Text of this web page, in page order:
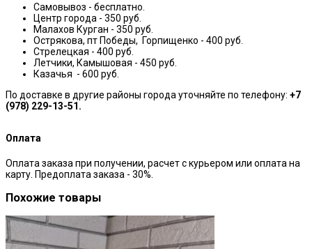
Самовывоз - бесплатно.
Центр города - 350 руб.
Малахов Курган - 350 руб.
Острякова, пт Победы, Горпищенко - 400 руб.
Стрелецкая - 400 руб.
Летчики, Камышовая - 450 руб.
Казачья - 600 руб.
По доставке в другие районы города уточняйте по телефону: +7
(978) 229-13-51.
Оплата
Оплата заказа при получении, расчет с курьером или оплата на
карту. Предоплата заказа - 30%.
Похожие товары